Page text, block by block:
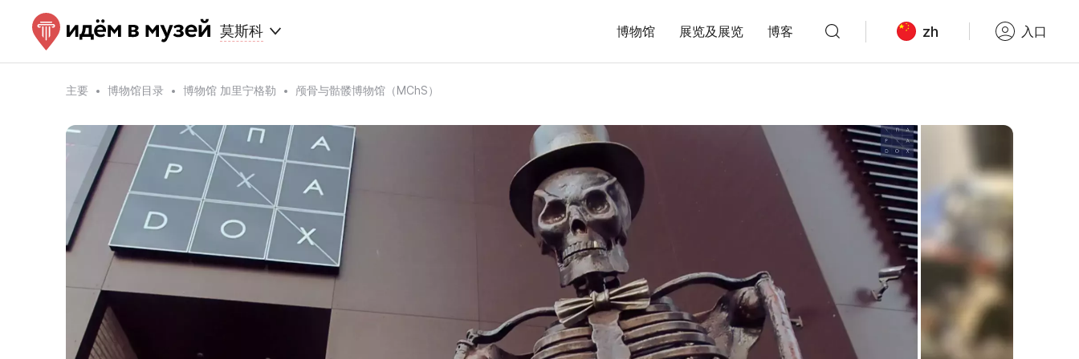
莫斯科 博物馆 展览及展览 博客 zh 入口
主要 博物馆目录 博物馆 加里宁格勒 颅骨与骷髅博物馆（MChS）